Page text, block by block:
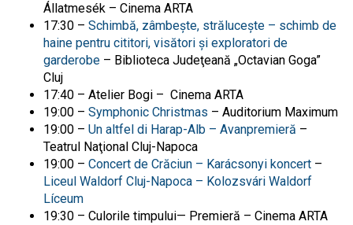
Állatmesék – Cinema ARTA
17:30 – Schimbă, zâmbește, strălucește – schimb de
haine pentru cititori, visători și exploratori de
garderobe – Biblioteca Judeţeană „Octavian Goga”
Cluj
17:40 – Atelier Bogi – Cinema ARTA
19:00 – Symphonic Christmas – Auditorium Maximum
19:00 – Un altfel di Harap-Alb – Avanpremieră –
Teatrul Naţional Cluj-Napoca
19:00 – Concert de Crăciun – Karácsonyi koncert –
Liceul Waldorf Cluj-Napoca – Kolozsvári Waldorf
Líceum
19:30 – Culorile timpului— Premieră – Cinema ARTA